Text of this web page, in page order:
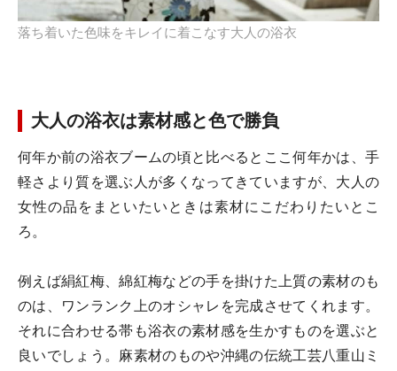
落ち着いた色味をキレイに着こなす大人の浴衣
大人の浴衣は素材感と色で勝負
何年か前の浴衣ブームの頃と比べるとここ何年かは、手
軽さより質を選ぶ人が多くなってきていますが、大人の
女性の品をまといたいときは素材にこだわりたいとこ
ろ。
例えば絹紅梅、綿紅梅などの手を掛けた上質の素材のも
のは、ワンランク上のオシャレを完成させてくれます。
それに合わせる帯も浴衣の素材感を生かすものを選ぶと
良いでしょう。麻素材のものや沖縄の伝統工芸八重山ミ